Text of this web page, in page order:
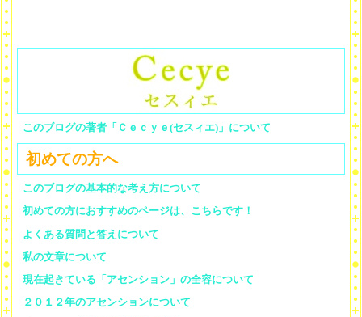
このブログの著者「Ｃｅｃｙｅ(セスィエ)」について
初めての方へ
このブログの基本的な考え方について
初めての方におすすめのページは、こちらです！
よくある質問と答えについて
私の文章について
現在起きている「アセンション」の全容について
２０１２年のアセンションについて